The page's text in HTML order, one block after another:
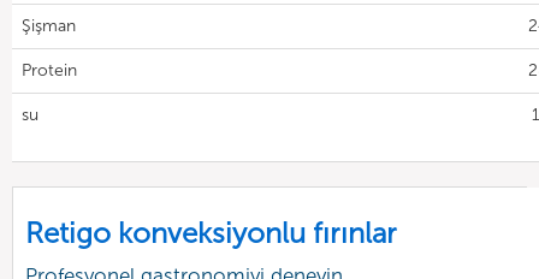
Şişman
Protein
su
Retigo konveksiyonlu fırınlar